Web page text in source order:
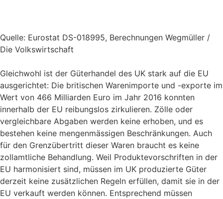
Quelle: Eurostat DS-018995, Berechnungen Wegmüller /
Die Volkswirtschaft
Gleichwohl ist der Güterhandel des UK stark auf die EU
ausgerichtet: Die britischen Warenimporte und -exporte im
Wert von 466 Milliarden Euro im Jahr 2016 konnten
innerhalb der EU reibungslos zirkulieren. Zölle oder
vergleichbare Abgaben werden keine erhoben, und es
bestehen keine mengenmässigen Beschränkungen. Auch
für den Grenzübertritt dieser Waren braucht es keine
zollamtliche Behandlung. Weil Produktevorschriften in der
EU harmonisiert sind, müssen im UK produzierte Güter
derzeit keine zusätzlichen Regeln erfüllen, damit sie in der
EU verkauft werden können. Entsprechend müssen